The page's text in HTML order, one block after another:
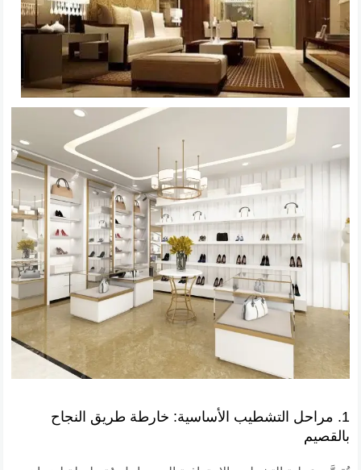
1. مراحل التشطيب الأساسية: خارطة طريق النجاح
بالقصيم